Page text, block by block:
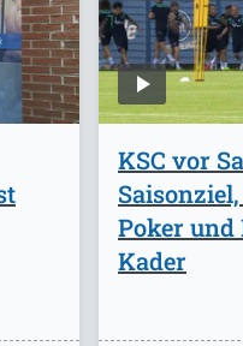
KSC vor
Poker und
Kader